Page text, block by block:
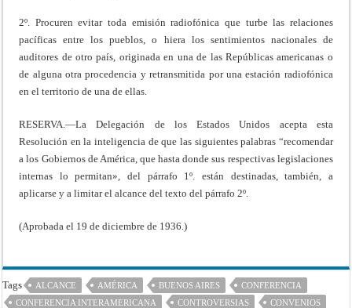
2º. Procuren evitar toda emisión radiofónica que turbe las relaciones
pacíficas entre los pueblos, o hiera los sentimientos nacionales de
auditores de otro país, originada en una de las Repúblicas americanas o
de alguna otra procedencia y retransmitida por una estación radiofónica
en el territorio de una de ellas.
RESERVA.—La Delegación de los Estados Unidos acepta esta
Resolución en la inteligencia de que las siguientes palabras “recomendar
a los Gobiernos de América, que hasta donde sus respectivas legislaciones
internas lo permitan», del párrafo 1º. están destinadas, también, a
aplicarse y a limitar el alcance del texto del párrafo 2º.
(Aprobada el 19 de diciembre de 1936.)
Tags ALCANCE AMÉRICA BUENOS AIRES
CONFERENCIA
CONFERENCIA INTERAMERICANA
CONTROVERSIAS
CONVENIOS